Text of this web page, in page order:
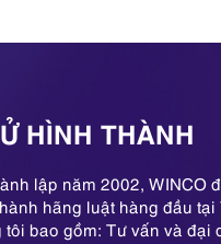
HÌNH THÀNH
lập năm 2002, WINCO
hãng luật hàng đầu tại
tôi bao gồm: Tư vấn và đại